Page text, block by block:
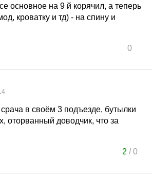
основное на 9 й корячил, а теперь
кроватку и тд) - на спину и
0
в своём 3 подъезде, бутылки
оторванный доводчик, что за
2 /0